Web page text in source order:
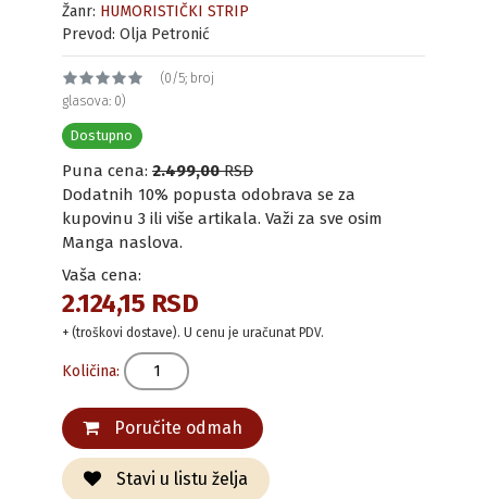
Žanr: HUMORISTIČKI STRIP
Prevod: Olja Petronić
(0/5; broj
glasova: 0)
Dostupno
Puna cena: 2.499,00RSD
Dodatnih 10% popusta odobrava se za
kupovinu 3 ili više artikala. Važi za sve osim
Manga naslova.
Vaša cena:
2.124,15 RSD
+ (troškovi dostave). U cenu je uračunat PDV.
Količina:
Poručite odmah
Stavi u listu želja